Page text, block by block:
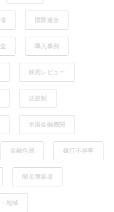
国際連合
導入事例
映画レビュー
法規制
米国金融機関
金融包摂 銀行不祥事
闇名簿業者
地域